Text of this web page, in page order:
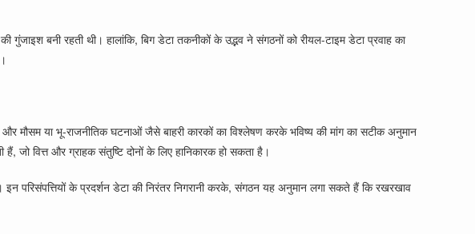
गुंजाइश बनी रहती थी। हालांकि, बिग डेटा तकनीकों के उद्भव ने संगठनों को रीयल-टाइम डेटा प्रवाह का
और मौसम या भू-राजनीतिक घटनाओं जैसे बाहरी कारकों का विश्लेषण करके भविष्य की मांग का सटीक अनुमान
वित्त और ग्राहक संतुष्टि दोनों के लिए हानिकारक हो सकता है।
इन परिसंपत्तियों के प्रदर्शन डेटा की निरंतर निगरानी करके, संगठन यह अनुमान लगा सकते हैं कि रखरखाव